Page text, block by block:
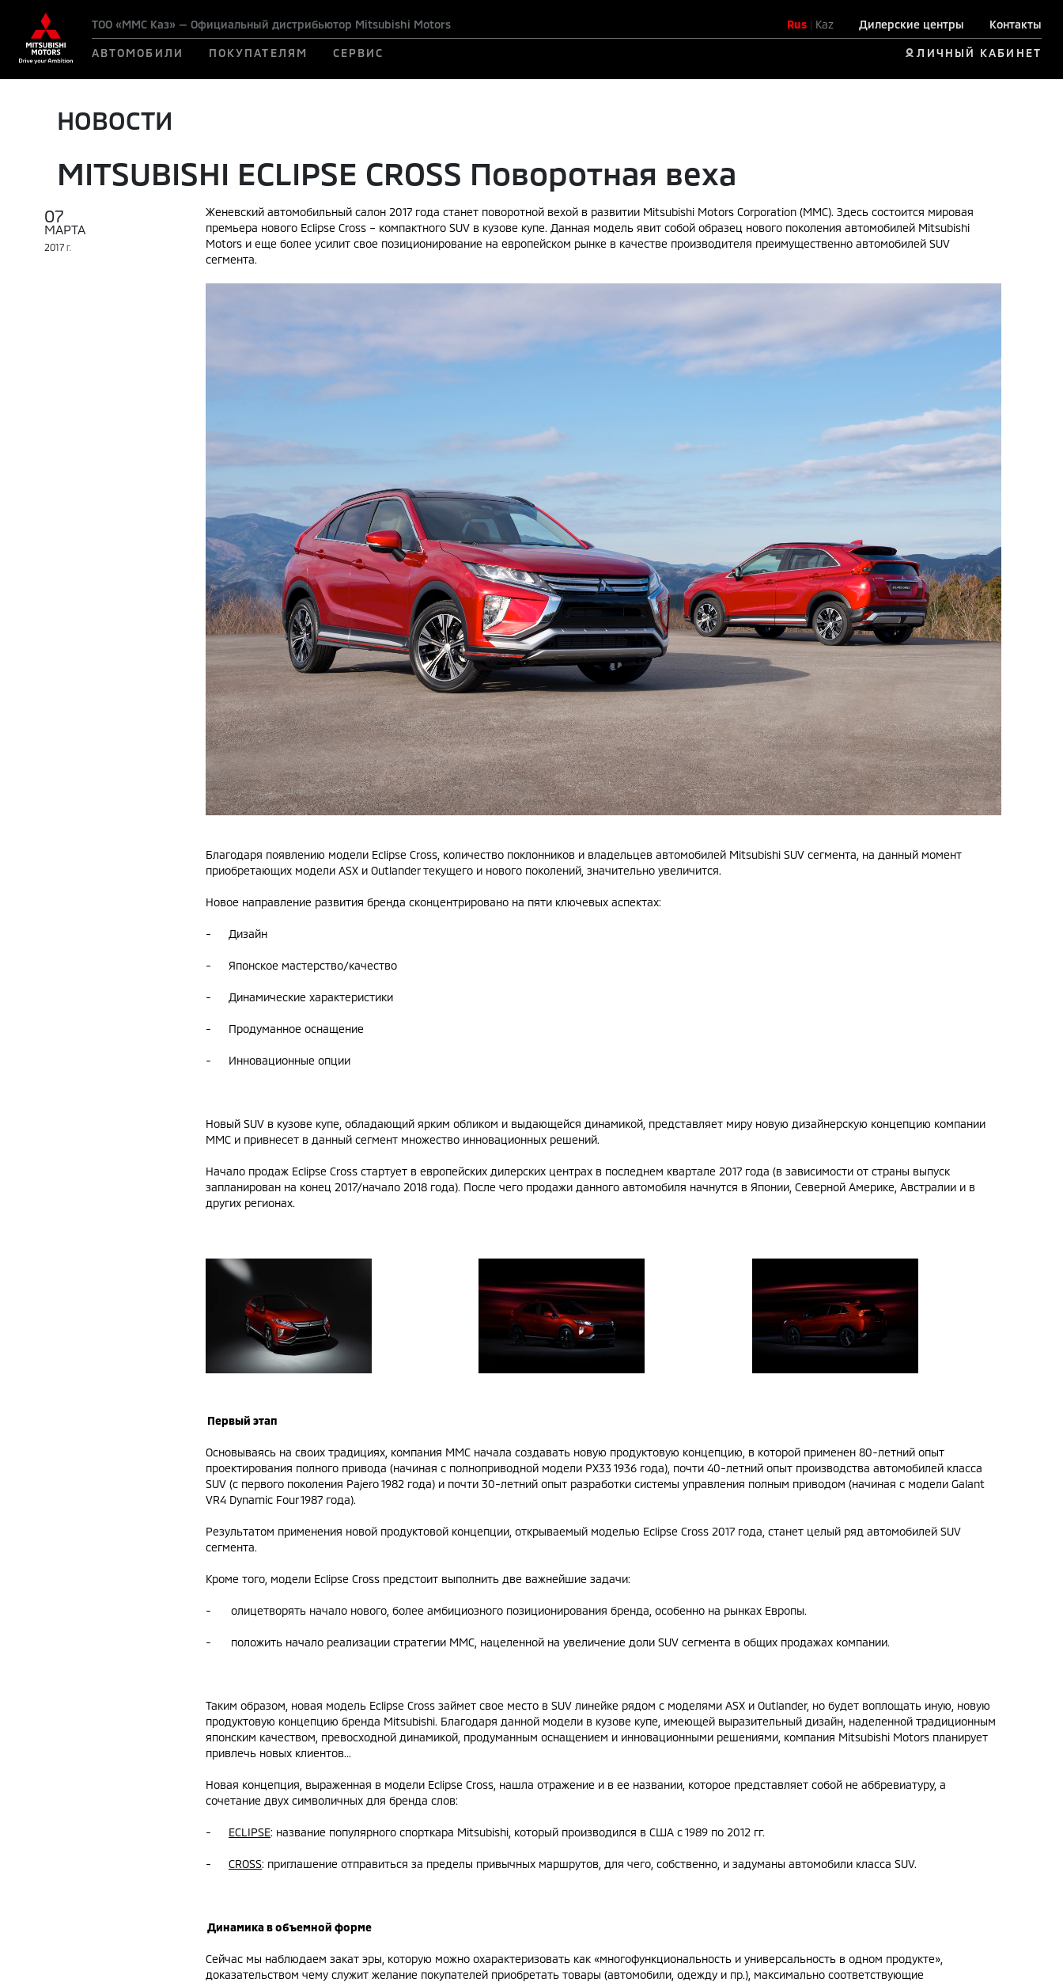
ТОО «ММС Каз» — Официальный дистрибьютор Mitsubishi Motors Rus| Kaz Дилерские центры Контакты
АВТОМОБИЛИ ПОКУПАТЕЛЯМ СЕРВИС ЛИЧНЫЙ КАБИНЕТ
НОВОСТИ
MITSUBISHI ECLIPSE CROSS Поворотная веха
07
МАРТА
2017 Г.
Женевский автомобильный салон 2017 года станет поворотной вехой в развитии Mitsubishi Motors Corporation (MMC). Здесь состоится мировая
премьера нового Eclipse Cross – компактного SUV в кузове купе. Данная модель явит собой образец нового поколения автомобилей Mitsubishi
Motors и еще более усилит свое позиционирование на европейском рынке в качестве производителя преимущественно автомобилей SUV
сегмента.
Благодаря появлению модели Eclipse Cross, количество поклонников и владельцев автомобилей Mitsubishi SUV сегмента, на данный момент
приобретающих модели ASX и Outlander текущего и нового поколений, значительно увеличится.
Новое направление развития бренда сконцентрировано на пяти ключевых аспектах:
- Дизайн
- Японское мастерство/качество
- Динамические характеристики
- Продуманное оснащение
- Инновационные опции
Новый SUV в кузове купе, обладающий ярким обликом и выдающейся динамикой, представляет миру новую дизайнерскую концепцию компании
MMC и привнесет в данный сегмент множество инновационных решений.
Начало продаж Eclipse Cross стартует в европейских дилерских центрах в последнем квартале 2017 года (в зависимости от страны выпуск
запланирован на конец 2017/начало 2018 года). После чего продажи данного автомобиля начнутся в Японии, Северной Америке, Австралии и в
других регионах.
Первый этап
Основываясь на своих традициях, компания MMC начала создавать новую продуктовую концепцию, в которой применен 80-летний опыт
проектирования полного привода (начиная с полноприводной модели PX33 1936 года), почти 40-летний опыт производства автомобилей класса
SUV (с первого поколения Pajero 1982 года) и почти 30-летний опыт разработки системы управления полным приводом (начиная с модели Galant
VR4 Dynamic Four 1987 года).
Результатом применения новой продуктовой концепции, открываемый моделью Eclipse Cross 2017 года, станет целый ряд автомобилей SUV
сегмента.
Кроме того, модели Eclipse Cross предстоит выполнить две важнейшие задачи:
- олицетворять начало нового, более амбициозного позиционирования бренда, особенно на рынках Европы.
- положить начало реализации стратегии ММС, нацеленной на увеличение доли SUV сегмента в общих продажах компании.
Таким образом, новая модель Eclipse Cross займет свое место в SUV линейке рядом с моделями ASX и Outlander, но будет воплощать иную, новую
продуктовую концепцию бренда Mitsubishi. Благодаря данной модели в кузове купе, имеющей выразительный дизайн, наделенной традиционным
японским качеством, превосходной динамикой, продуманным оснащением и инновационными решениями, компания Mitsubishi Motors планирует
привлечь новых клиентов...
Новая концепция, выраженная в модели Eclipse Cross, нашла отражение и в ее названии, которое представляет собой не аббревиатуру, а
сочетание двух символичных для бренда слов:
- ECLIPSE: название популярного спорткара Mitsubishi, который производился в США с 1989 по 2012 гг.
- CROSS: приглашение отправиться за пределы привычных маршрутов, для чего, собственно, и задуманы автомобили класса SUV.
Динамика в объемной форме
Сейчас мы наблюдаем закат эры, которую можно охарактеризовать как «многофункциональность и универсальность в одном продукте»,
доказательством чему служит желание покупателей приобретать товары (автомобили, одежду и пр.), максимально соответствующие